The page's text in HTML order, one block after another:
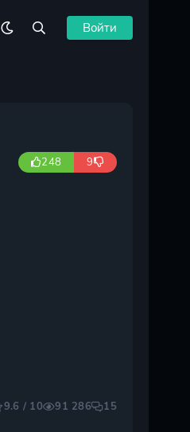
Войти
248 9
9.6 / 10 91 286 15